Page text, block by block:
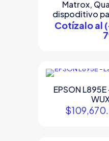
Matrox,
dispoditivo
Cotízalo al
EPSON
$